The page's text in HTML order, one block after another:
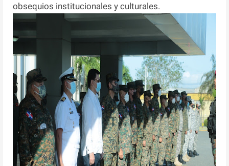
obsequios institucionales y culturales.